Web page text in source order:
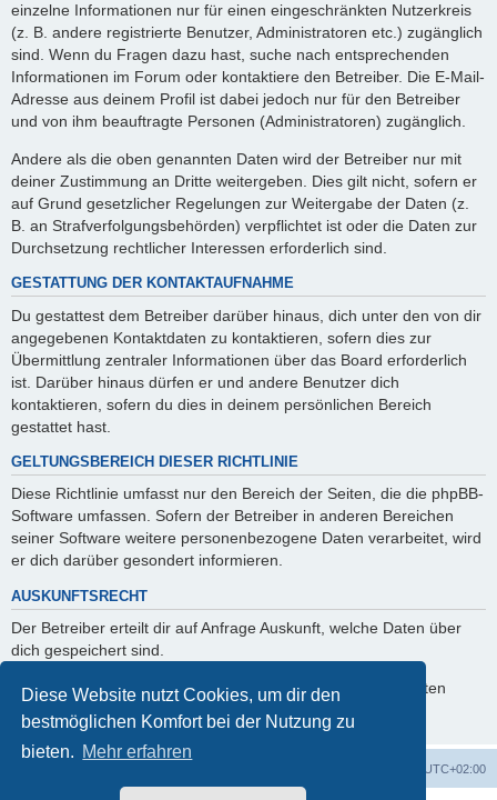
Diese Website nutzt Cookies, um dir den
bestmöglichen Komfort bei der Nutzung zu
bieten. Mehr erfahren
einzelne Informationen nur für einen eingeschränkten Nutzerkreis
(z. B. andere registrierte Benutzer, Administratoren etc.) zugänglich
sind. Wenn du Fragen dazu hast, suche nach entsprechenden
Informationen im Forum oder kontaktiere den Betreiber. Die E-Mail-
Adresse aus deinem Profil ist dabei jedoch nur für den Betreiber
und von ihm beauftragte Personen (Administratoren) zugänglich.
Andere als die oben genannten Daten wird der Betreiber nur mit
deiner Zustimmung an Dritte weitergeben. Dies gilt nicht, sofern er
auf Grund gesetzlicher Regelungen zur Weitergabe der Daten (z.
B. an Strafverfolgungsbehörden) verpflichtet ist oder die Daten zur
Durchsetzung rechtlicher Interessen erforderlich sind.
GESTATTUNG DER KONTAKTAUFNAHME
Du gestattest dem Betreiber darüber hinaus, dich unter den von dir
angegebenen Kontaktdaten zu kontaktieren, sofern dies zur
Übermittlung zentraler Informationen über das Board erforderlich
ist. Darüber hinaus dürfen er und andere Benutzer dich
kontaktieren, sofern du dies in deinem persönlichen Bereich
gestattet hast.
GELTUNGSBEREICH DIESER RICHTLINIE
Diese Richtlinie umfasst nur den Bereich der Seiten, die die phpBB-
Software umfassen. Sofern der Betreiber in anderen Bereichen
seiner Software weitere personenbezogene Daten verarbeitet, wird
er dich darüber gesondert informieren.
AUSKUNFTSRECHT
Der Betreiber erteilt dir auf Anfrage Auskunft, welche Daten über
dich gespeichert sind.
Du kannst jederzeit die Löschung bzw. Sperrung deiner Daten
verlangen. Kontaktiere hierzu bitte den Betreiber.
UTC+02:00